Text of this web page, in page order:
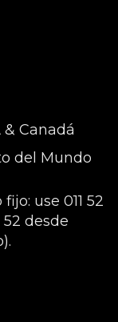
& Canadá
del Mundo
use 011 52
desde